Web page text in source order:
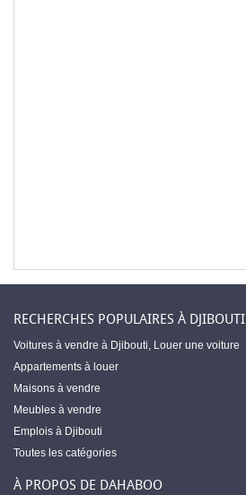
RECHERCHES POPULAIRES À DJIBOUTI
Voitures à vendre à Djibouti, Louer une voiture
Appartements à louer
Maisons à vendre
Meubles à vendre
Emplois à Djibouti
Toutes les catégories
À PROPOS DE DAHABOO